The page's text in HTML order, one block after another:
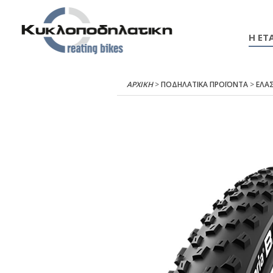
Η
ΑΡΧΙΚΉ>ΠΟΔΗΛΑΤΙΚΑ ΠΡΟΪΟΝΤΑ>